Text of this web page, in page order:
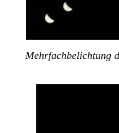
Mehrfachbelichtung